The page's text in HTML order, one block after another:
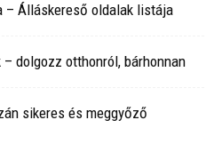
Álláskereső oldalak listája
dolgozz otthonról, bárhonnan
sikeres és meggyőző